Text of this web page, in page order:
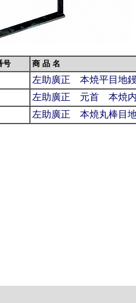
号 商 品 名
左助廣正 本焼平目地
左助廣正 元首 本焼内
左助廣正 本焼丸棒目